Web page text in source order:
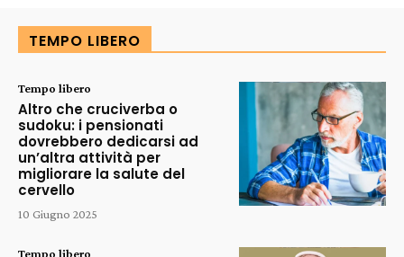
TEMPO LIBERO
Tempo libero
Altro che cruciverba o
sudoku: i pensionati
dovrebbero dedicarsi ad
un’altra attività per
migliorare la salute del
cervello
10 Giugno 2025
Tempo libero